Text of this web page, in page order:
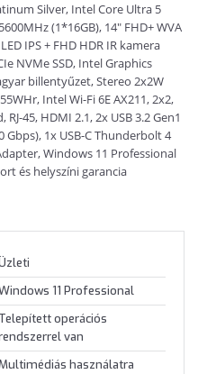
Silver, Intel Core Ultra 5
(1*16GB), 14" FHD+ WVA
IPS + FHD HDR IR kamera
NVMe SSD, Intel Graphics
billentyűzet, Stereo 2x2W
Intel Wi-Fi 6E AX211, 2x2,
45, HDMI 2.1, 2x USB 3.2 Gen1
Gbps), 1x USB-C Thunderbolt 4
Windows 11 Professional
és helyszíni garancia
11 Professional
Telepített operációs
van
használatra